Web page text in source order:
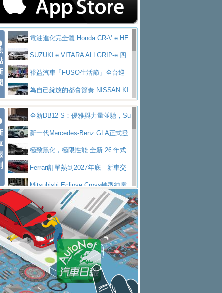
電油進化完全體 Honda CR-V e:HE
V PrestigeSUZUKI e VITARA ALLGRIP-e 四
驅精神的純電新詮釋
裕益汽車「FUSO生活節」全台巡
迴 結合生活體驗、交通安全與購車優惠
為自己綻放的都會節奏 NISSAN KI
CKS SAKURA為品味獨具層峰買家打造的頂級座
駕，MAZDA CX-90 33T AWD Premium Ca
ptain Seat
EV
技的座駕! Ford Territory中型油電休旅
SO Super Great今日在台登場，結合先進安
全輔助科技
ntis四品牌經銷權，全新多品牌旗艦展示中
心開幕啟用
屏東特搜大隊再添新利器 SITRAK
救助器材車買氣不衰、SUZUKI經銷商勇於開啟
全新大店，新北都鈴木占地500坪土城旗艦
展示中心開幕
2025第七屆ISUZU運轉職人挑戰賽
熱血登場 展現極致車技與專業職人精神
H2GP世界總決賽圓滿落幕 台灣團
隊表現精彩淨零減碳指標性應用 純電動水泥預
拌車 消防車除了滅火裝備還需要什麼？
全新DB12 S：優雅與力量並馳，Su
per Tourer的顛峰之作
新一代Mercedes-Benz GLA正式登
場 續航最高657公里、支援320kW快充
極致黑化，極限性能 全新 26 年式
DEFENDER OCTA BLACK 限量登台
Ferrari訂單熱到2027年底 新車交
付至少得等一年以上
Mitsubishi Eclipse Cross轉型純電
休旅 87kWh電池續航超過600公里
全新BMW 318i Touring豪華旅行車
全台限量200台 進化現型
不等零關稅的紅利，Jeep品牌今日
起展開首批車交車
Volvo EX60 即將叩關，靜肅性、底
盤與數位介面搶先揭露
Audi Q9 將於 2026 年底上市 旗艦
大型 SUV 鎖定七人座豪華市場
BMW攜手漫威電影【蜘蛛人：重生
日】 Skoda 發表全新 Peaq 內裝：七人